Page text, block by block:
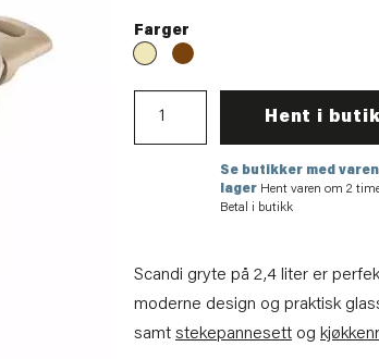
Farger
Hent i
Se butikker med
lagerHent varen om 2
Betal i butikk
Scandi gryte på 2,4 liter er
moderne design og praktisk
samt stekepannesett og